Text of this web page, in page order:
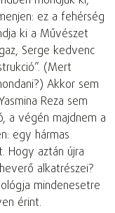
ez a fehérség
ki a Művészet
Serge kedvenc
(Mert
Akkor sem
Reza sem
a végén majdnem a
egy hármas
Hogy aztán újra
alkatrészei?
mindenesetre
érint.